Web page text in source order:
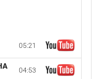
05:21
04:53